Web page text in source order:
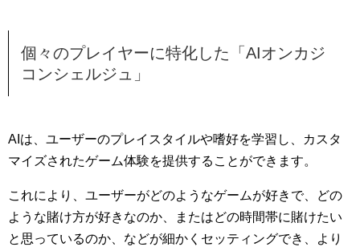
個々のプレイヤーに特化した「AIオンカジ
コンシェルジュ」
AIは、ユーザーのプレイスタイルや嗜好を学習し、カスタ
マイズされたゲーム体験を提供することができます。
これにより、ユーザーがどのようなゲームが好きで、どの
ような賭け方が好きなのか、またはどの時間帯に賭けたい
と思っているのか、などが細かくセッティングでき、より